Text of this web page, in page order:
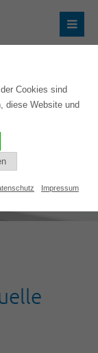
Cookies sind
diese Website und
Impressum